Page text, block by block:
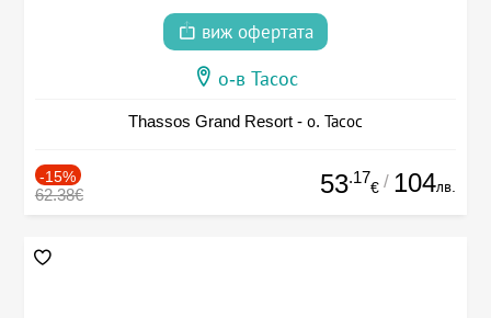
виж офертата
о-в Тасос
Thassos Grand Resort - о. Тасос
-15%
62.38€ 53.17
€ / 104лв.